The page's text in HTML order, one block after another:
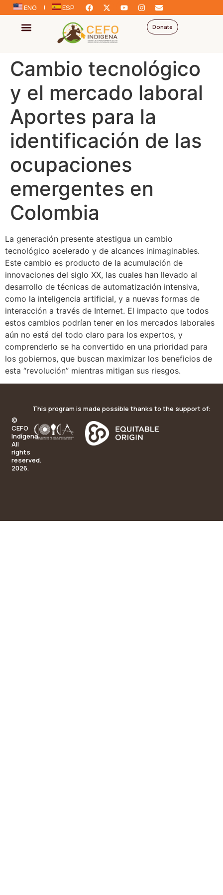
ENG ESP
Donate
Cambio tecnológico
y el mercado laboral
Aportes para la
identificación de las
ocupaciones
emergentes en
Colombia
La generación presente atestigua un cambio
tecnológico acelerado y de alcances inimaginables.
Este cambio es producto de la acumulación de
innovaciones del siglo XX, las cuales han llevado al
desarrollo de técnicas de automatización intensiva,
como la inteligencia artificial, y a nuevas formas de
interacción a través de Internet. El impacto que todos
estos cambios podrían tener en los mercados laborales
aún no está del todo claro para los expertos, y
comprenderlo se ha convertido en una prioridad para
los gobiernos, que buscan maximizar los beneficios de
esta “revolución” mientras mitigan sus riesgos.
©
CEFO
Indígena.
All
rights
reserved.
2026.
This program is made possible thanks to the support of: